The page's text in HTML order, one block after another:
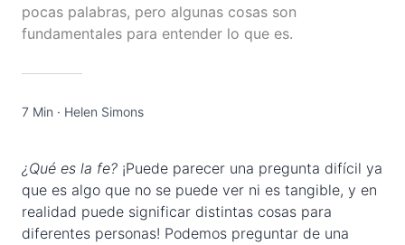
pocas palabras, pero algunas cosas son
fundamentales para entender lo que es.
7 Min · Helen Simons
¿Qué es la fe? ¡Puede parecer una pregunta difícil ya
que es algo que no se puede ver ni es tangible, y en
realidad puede significar distintas cosas para
diferentes personas! Podemos preguntar de una